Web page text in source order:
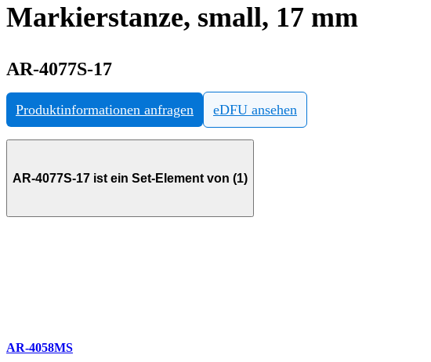
Markierstanze, small, 17 mm
AR-4077S-17
Produktinformationen anfragen eDFU ansehen
AR-4077S-17 ist ein Set-Element von (1)
AR-4058MS